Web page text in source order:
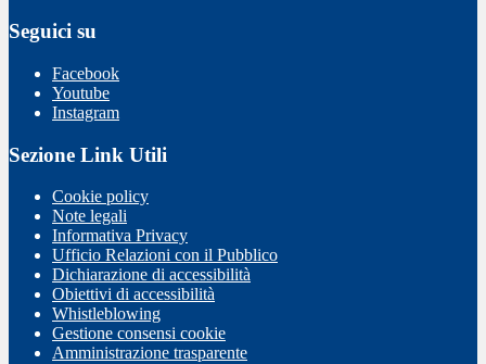
Seguici su
Facebook
Youtube
Instagram
Sezione Link Utili
Cookie policy
Note legali
Informativa Privacy
Ufficio Relazioni con il Pubblico
Dichiarazione di accessibilità
Obiettivi di accessibilità
Whistleblowing
Gestione consensi cookie
Amministrazione trasparente